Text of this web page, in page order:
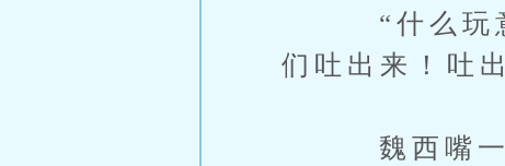
“什么玩意
们吐出来！吐
魏西嘴一瘪: